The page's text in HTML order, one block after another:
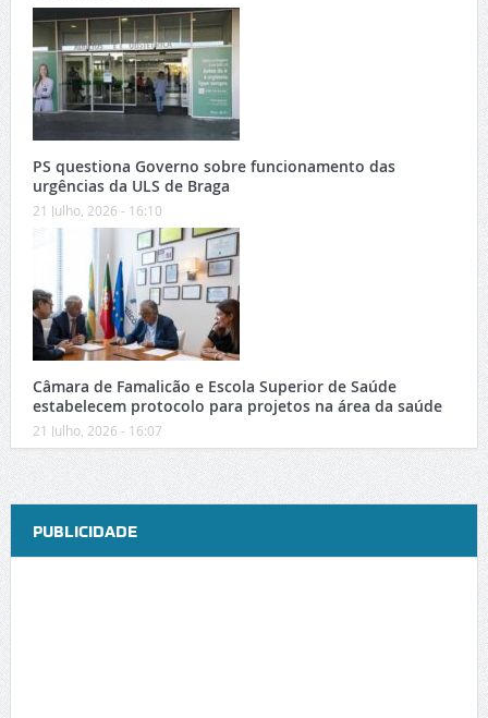
PS questiona Governo sobre funcionamento das
urgências da ULS de Braga
21 Julho, 2026 - 16:10
Câmara de Famalicão e Escola Superior de Saúde
estabelecem protocolo para projetos na área da saúde
21 Julho, 2026 - 16:07
PUBLICIDADE